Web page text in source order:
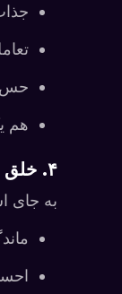
حس
هم
۴. خلق یک هدیه ماندگار و متفاوت
به جای